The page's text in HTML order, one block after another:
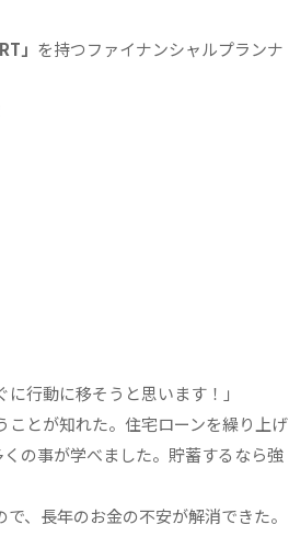
」 を持つファイナンシャルプランナ
行動に移そうと思います！」
ことが知れた。住宅ローンを繰り上げ
の事が学べました。貯蓄するなら強
、長年のお金の不安が解消できた。